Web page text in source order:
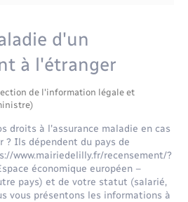
d'un
à l'étranger
de l'information légale et
droits à l'assurance maladie en cas
Ils dépendent du pays de
www.mairiedelilly.fr/recensement/?
économique européen –
pays) et de votre statut (salarié,
vous présentons les informations à